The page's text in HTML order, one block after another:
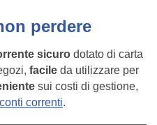
perdere
sicuro dotato di carta
facile da utilizzare per
sui costi di gestione,
correnti.